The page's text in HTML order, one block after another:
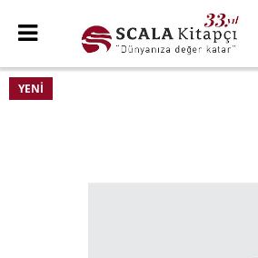
YENI